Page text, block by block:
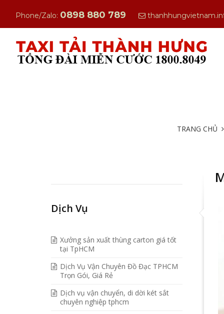
Phone/Zalo: 0898 880 789
TRANG CHỦ
Dịch Vụ
Xưởng sản xuất thùng carton giá tốt
tại TpHCM
Dịch Vụ Vận Chuyên Đồ Đạc TPHCM
Trọn Gói, Giá Rẻ
Dịch vụ vận chuyển, di dời két sắt
chuyên nghiệp tphcm